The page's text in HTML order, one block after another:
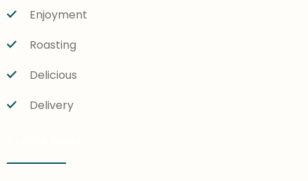
Enjoyment
Roasting
Delicious
Delivery